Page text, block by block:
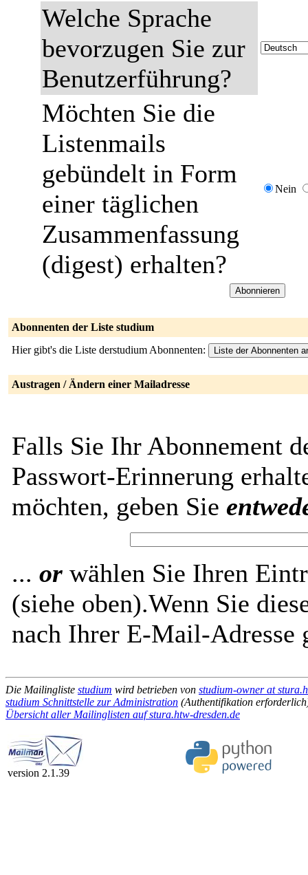
Welche Sprache
bevorzugen Sie zur
Benutzerführung?
Möchten Sie die
Listenmails
gebündelt in Form
einer täglichen
Zusammenfassung
(digest) erhalten?
Nein
Abonnenten der Liste studium
Hier gibt's die Liste derstudium Abonnenten:
Austragen / Ändern einer Mailadresse
Falls Sie Ihr Abonnement
Passwort-Erinnerung
möchten, geben Sie
... or wählen Sie Ihren
(siehe oben).Wenn Sie
nach Ihrer E-Mail-Adresse
Die Mailingliste studium wird betrieben von studium-owner at
studium Schnittstelle zur Administration (Authentifikation
Übersicht aller Mailinglisten auf stura.htw-dresden.de
version 2.1.39